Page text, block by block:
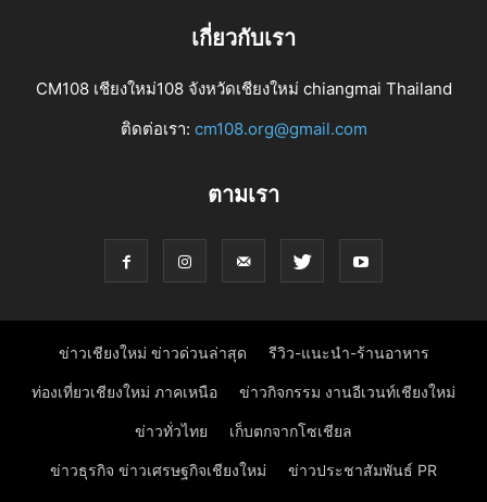
เกี่ยวกับเรา
CM108 เชียงใหม่108 จังหวัดเชียงใหม่ chiangmai Thailand
ติดต่อเรา: cm108.org@gmail.com
ตามเรา
ข่าวเชียงใหม่ ข่าวด่วนล่าสุด รีวิว-แนะนำ-ร้านอาหาร
ท่องเที่ยวเชียงใหม่ ภาคเหนือ ข่าวกิจกรรม งานอีเวนท์เชียงใหม่
ข่าวทั่วไทย เก็บตกจากโซเชียล
ข่าวธุรกิจ ข่าวเศรษฐกิจเชียงใหม่ ข่าวประชาสัมพันธ์ PR